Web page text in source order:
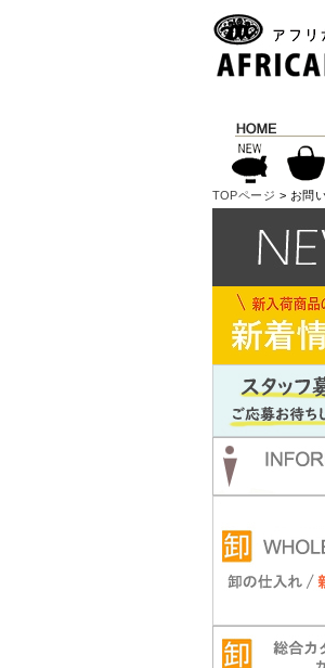
TOPページ > お問